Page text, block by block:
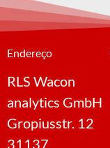
Endereço
RLS Wacon
analytics GmbH
Gropiusstr. 12
31137